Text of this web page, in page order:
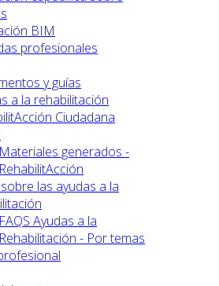
BIM
profesionales
y guías
a la rehabilitación
Ciudadana
Materiales generados -
RehabilitAcción
las ayudas a la
FAQS Ayudas a la
Rehabilitación - Por temas